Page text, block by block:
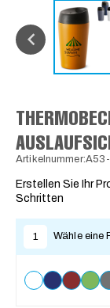
Erstellen Sie Ihr
Schritten
1 Wähle eine